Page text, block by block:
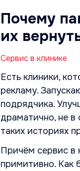
Почему
их
Сервис в клинике
Есть клиники,
рекламу.
подрядчика.
драматично, не в
таких историях
Причём сервис в
примитивно. Как